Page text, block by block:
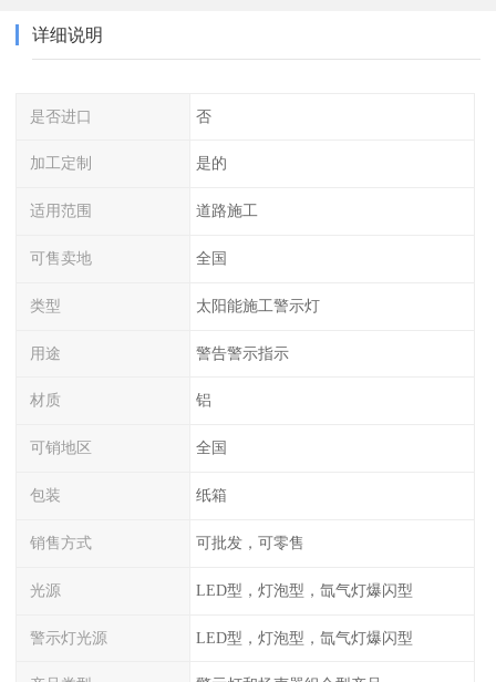
详细说明
是否进口 否
加工定制 是的
适用范围 道路施工
可售卖地 全国
类型 太阳能施工警示灯
用途 警告警示指示
材质 铝
可销地区 全国
包装 纸箱
销售方式 可批发，可零售
光源 LED型，灯泡型，氙气灯爆闪型
警示灯光源 LED型，灯泡型，氙气灯爆闪型